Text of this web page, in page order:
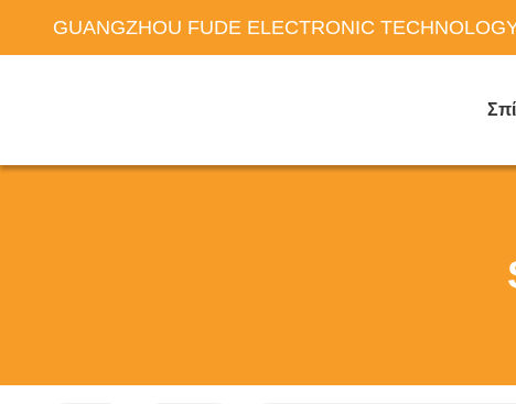
GUANGZHOU FUDE ELECTRONIC